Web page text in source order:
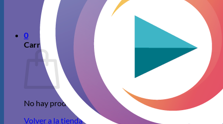
Volver a la tienda
0
Carrito
No hay productos en el carrito.
Volver a la tienda